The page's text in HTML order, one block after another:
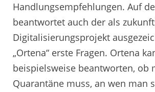
Handlungsempfehlungen. Auf
beantwortet auch der als
Digitalisierungsprojekt
„Ortena“ erste Fragen. Ortena
beispielsweise beantworten, ob
Quarantäne muss, an wen man